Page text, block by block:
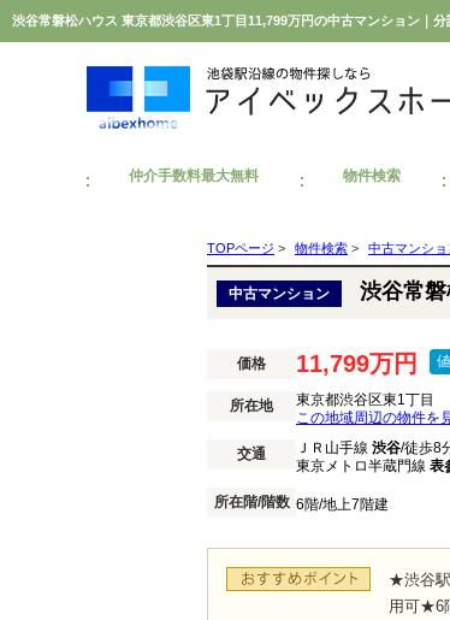
渋谷常磐松ハウス 東京都渋谷区東1丁目11,799万円の中古マンション｜
仲介手数料最大無料 物件検索
TOPページ > 物件検索 > 中古マンショ
中古マンション 渋谷常
価格 11,799万円
所在地 東京都渋谷区東1丁目
この地域周辺の物件を
交通 ＪＲ山手線 渋谷/徒歩8
東京メトロ半蔵門線 表
所在階/階数 6階/地上7階建
★渋谷
用可★6